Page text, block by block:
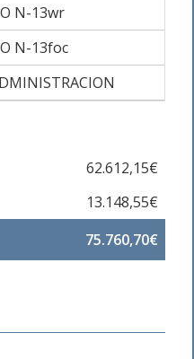
N-13wr
N-13foc
62.612,15€
13.148,55€
75.760,70€